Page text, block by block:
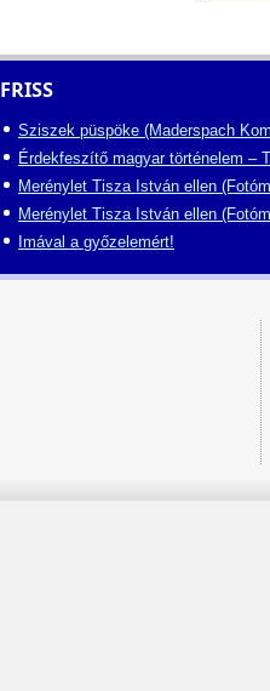
FRISS
Sziszek püspöke (Maderspach
Érdekfeszítő magyar történelem –
Merénylet Tisza István ellen
Merénylet Tisza István ellen
Imával a győzelemért!